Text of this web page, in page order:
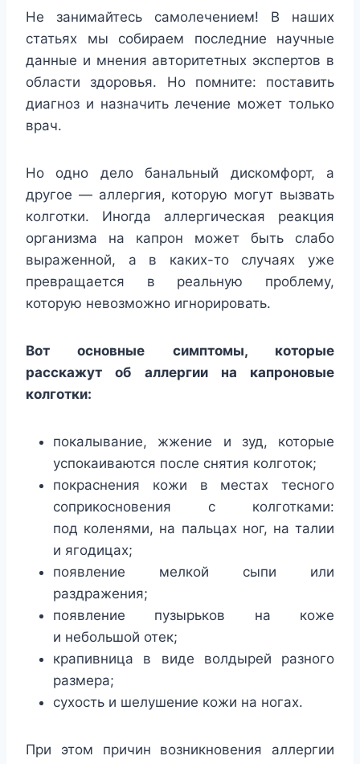
Не занимайтесь самолечением!
В наших
статьях мы собираем последние научные
данные и мнения авторитетных экспертов в
области здоровья. Но помните: поставить
диагноз и назначить лечение может только
врач.
Но одно дело банальный дискомфорт, а
другое — аллергия, которую могут вызвать
колготки. Иногда аллергическая реакция
организма на капрон может быть слабо
выраженной, а в каких-то случаях уже
превращается в реальную проблему,
которую невозможно игнорировать.
Вот основные симптомы, которые
расскажут об аллергии на капроновые
колготки:
покалывание, жжение и зуд, которые
успокаиваются после снятия колготок;
покраснения кожи в местах тесного
соприкосновения с колготками:
под коленями, на пальцах ног, на талии
и ягодицах;
появление мелкой сыпи или
раздражения;
появление пузырьков на коже
и небольшой отек;
крапивница в виде волдырей разного
размера;
сухость и шелушение кожи на ногах.
При этом причин возникновения аллергии